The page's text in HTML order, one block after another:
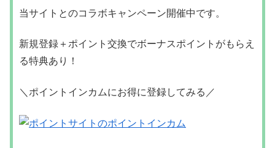
当サイトとのコラボキャンペーン開催中です。
新規登録＋ポイント交換でボーナスポイントがもらえ
る特典あり！
＼ポイントインカムにお得に登録してみる／